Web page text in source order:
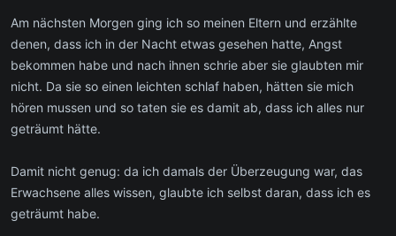
Am nächsten Morgen ging ich so meinen Eltern und erzählte
denen, dass ich in der Nacht etwas gesehen hatte, Angst
bekommen habe und nach ihnen schrie aber sie glaubten mir
nicht. Da sie so einen leichten schlaf haben, hätten sie mich
hören mussen und so taten sie es damit ab, dass ich alles nur
geträumt hätte.
Damit nicht genug: da ich damals der Überzeugung war, das
Erwachsene alles wissen, glaubte ich selbst daran, dass ich es
geträumt habe.